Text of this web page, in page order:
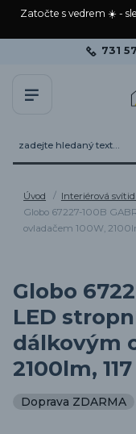
Zatočte s vedrem ☀️ -
731
Úvod Interiérová
Globo 67227-100B
ovladačem 100W,
Globo
LED
dálkovým
2100lm,
Doprava ZDARMA